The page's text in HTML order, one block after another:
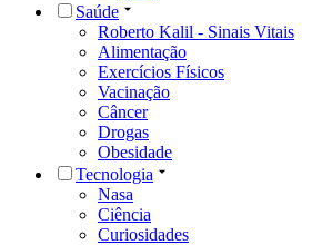
Saúde
Roberto Kalil - Sinais Vitais
Alimentação
Exercícios Físicos
Vacinação
Câncer
Drogas
Obesidade
Tecnologia
Nasa
Ciência
Curiosidades